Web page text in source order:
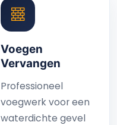
Voegen
Vervangen
Professioneel
voegwerk voor een
waterdichte gevel